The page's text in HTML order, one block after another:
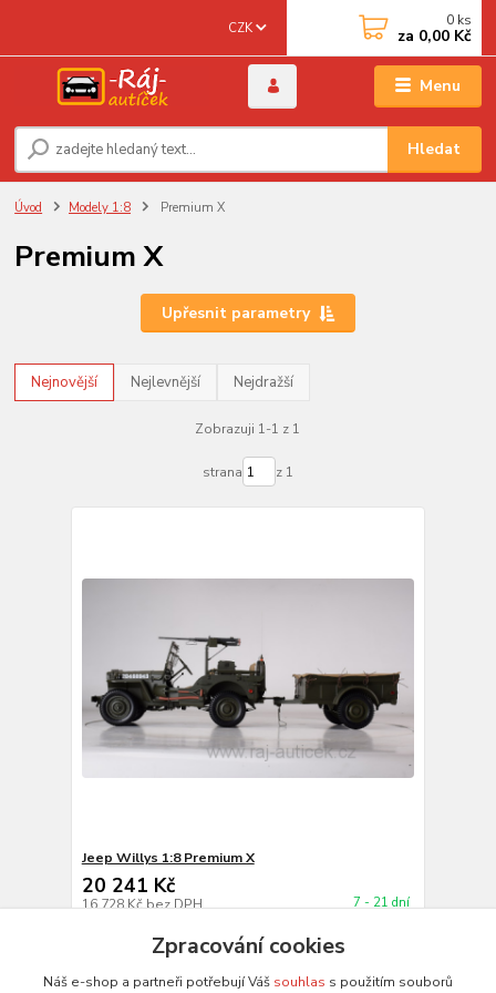
Menu
CZK
Hledat
0 ks
za 0,00 Kč
Úvod Modely 1:8 Premium X
Premium X
Upřesnit parametry
Nejnovější Nejlevnější Nejdražší
Zobrazuji 1-1 z 1
strana z 1
Jeep Willys 1:8 Premium X
20 241 Kč
16 728 Kčbez DPH 7 - 21 dní
Do košíku
Zpracování cookies
Náš e-shop a partneři potřebují Váš souhlas s použitím souborů